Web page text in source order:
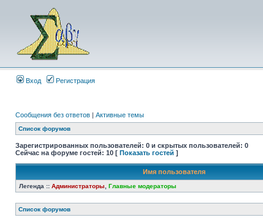
Вход Регистрация
Сообщения без ответов | Активные темы
Список форумов
Зарегистрированных пользователей: 0 и скрытых пользователей: 0
Сейчас на форуме гостей: 10 [ Показать гостей ]
Имя пользователя
Легенда :: Администраторы Главные модераторы
Список форумов